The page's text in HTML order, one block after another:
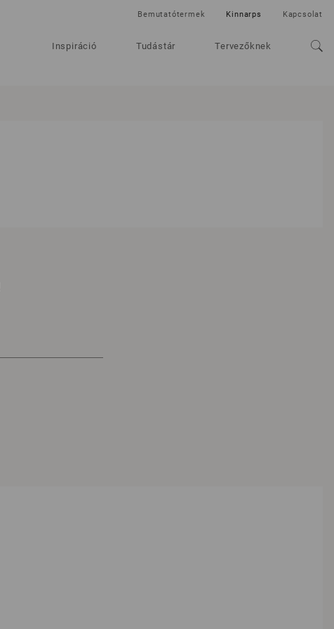
Inspiráció Tudástár Tervezőknek
Bemutatótermek Kinnarps Kapcsolat